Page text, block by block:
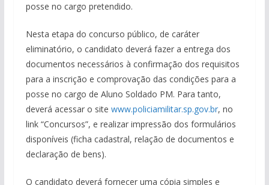
posse no cargo pretendido.
Nesta etapa do concurso público, de caráter
eliminatório, o candidato deverá fazer a entrega dos
documentos necessários à confirmação dos requisitos
para a inscrição e comprovação das condições para a
posse no cargo de Aluno Soldado PM. Para tanto,
deverá acessar o site www.policiamilitar.sp.gov.br, no
link “Concursos”, e realizar impressão dos formulários
disponíveis (ficha cadastral, relação de documentos e
declaração de bens).
O candidato deverá fornecer uma cópia simples e